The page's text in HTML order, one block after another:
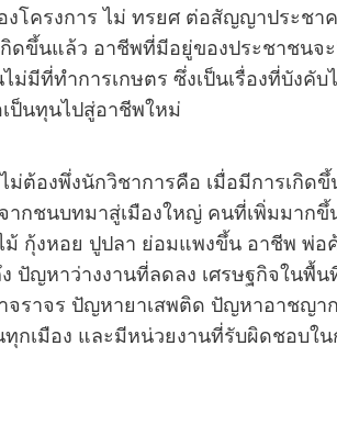
งโครงการ ไม่ ทรยศ ต่อสัญญาประช
ดขึ้นแล้ว อาชีพที่มีอยู่ของประชาชนจ
มีที่ทำการเกษตร ซึ่งเป็นเรื่องที่บังคับ
เป็นทุนไปสู่อาชีพใหม่
ต้องพึ่งนักวิชาการคือ เมื่อมีการเกิด
กชนบทมาสู่เมืองใหญ่ คนที่เพิ่มมากขึ้
กุ้งหอย ปูปลา ย่อมแพงขึ้น อาชีพ พ่อ
ปัญหาว่างงานที่ลดลง เศรษฐกิจในพื้
ราจร ปัญหายาเสพติด ปัญหาอาชญา
กเมือง และมีหน่วยงานที่รับผิดชอบใ